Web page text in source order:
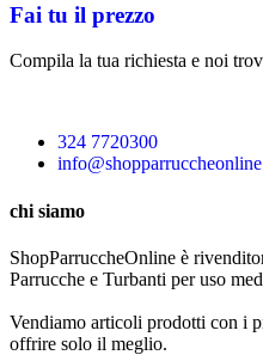
Fai tu il prezzo
Compila la tua richiesta e noi
324 7720300
chi siamo
ShopParruccheOnline è
Parrucche e Turbanti per uso
Vendiamo articoli prodotti con i
offrire solo il meglio.